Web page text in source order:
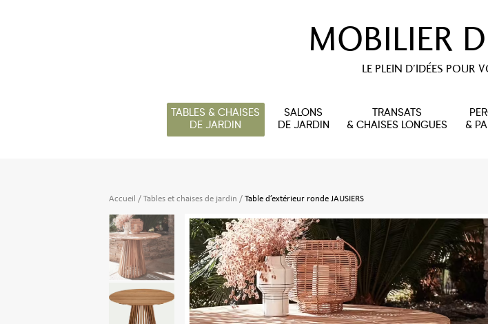
MOBILIER
LE PLEIN D’IDÉES POUR
TABLES & CHAISES
DE JARDIN
SALONS
DE JARDIN
TRANSATS
& CHAISES LONGUES
&
Accueil / Tables et chaises de jardin / Table d’extérieur ronde JAUSIERS